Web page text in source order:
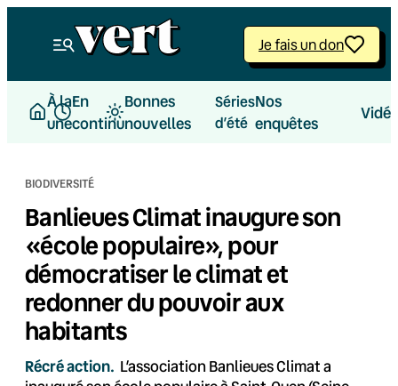
Je fais un don
À la
une
En
continu
Bonnes
nouvelles
Séries
d’été
Nos
enquêtes
BIODIVERSITÉ
Banlieues Climat inaugure son
«école populaire», pour
démocratiser le climat et
redonner du pouvoir aux
habitants
Récré action. L’association Banlieues Climat a